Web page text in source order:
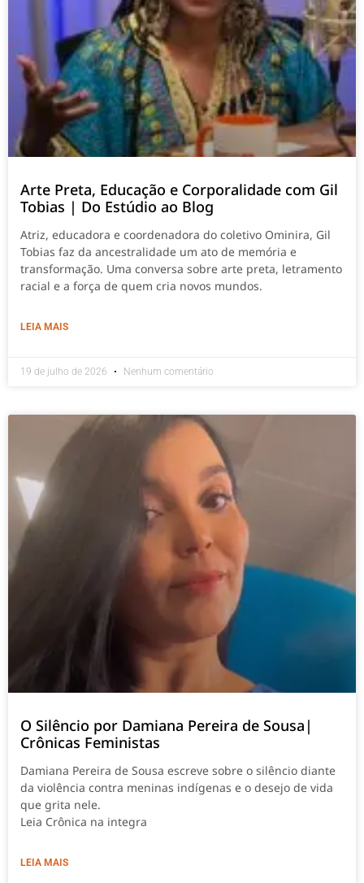
Arte Preta, Educação e Corporalidade com Gil
Tobias | Do Estúdio ao Blog
Atriz, educadora e coordenadora do coletivo Ominira, Gil
Tobias faz da ancestralidade um ato de memória e
transformação. Uma conversa sobre arte preta, letramento
racial e a força de quem cria novos mundos.
LEIA MAIS
19 de julho de 2026 Nenhum comentário
O Silêncio por Damiana Pereira de Sousa|
Crônicas Feministas
Damiana Pereira de Sousa escreve sobre o silêncio diante
da violência contra meninas indígenas e o desejo de vida
que grita nele.
Leia Crônica na integra
LEIA MAIS